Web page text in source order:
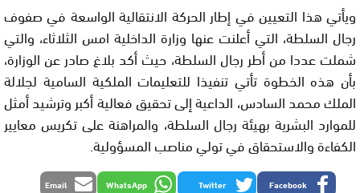
ويأتي هذا التعيين في إطار الحركة الانتقالية الواسعة في صفوف
رجال السلطة، التي أعلنت عنها وزارة الداخلية امس الثلاثاء، والتي
شملت عددا من أطر رجال السلطة، حيث أكد بلاغ صادر عن الوزارة،
بأن هذه الخطوة تأتي تنفيذا للتعليمات الملكية السامية لجلالة
الملك محمد السادس، الداعية إلى تحقيق فعالية أكبر وترشيد أمثل
للموارد البشرية بهيئة رجال السلطة، والمراهنة على تكريس معايير
الكفاءة والاستحقاق في تولي مناصب المسؤولية.
Facebook
Twitter
WhatsApp
Email